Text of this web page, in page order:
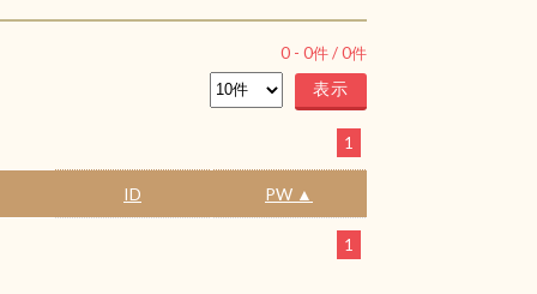
0 - 0件 /0件
1
ID PW ▲
1